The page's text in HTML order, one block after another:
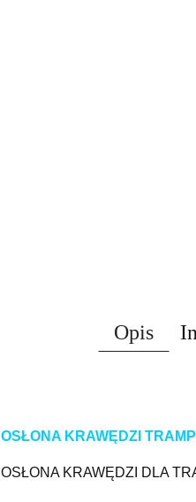
Opis
OSŁONA KRAWĘDZI
OSŁONA KRAWĘDZI DLA